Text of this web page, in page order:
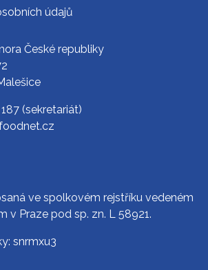
údajů
České republiky
(sekretariát)
ve spolkovém rejstříku vedeném
v Praze pod sp. zn. L 58921.
snrmxu3